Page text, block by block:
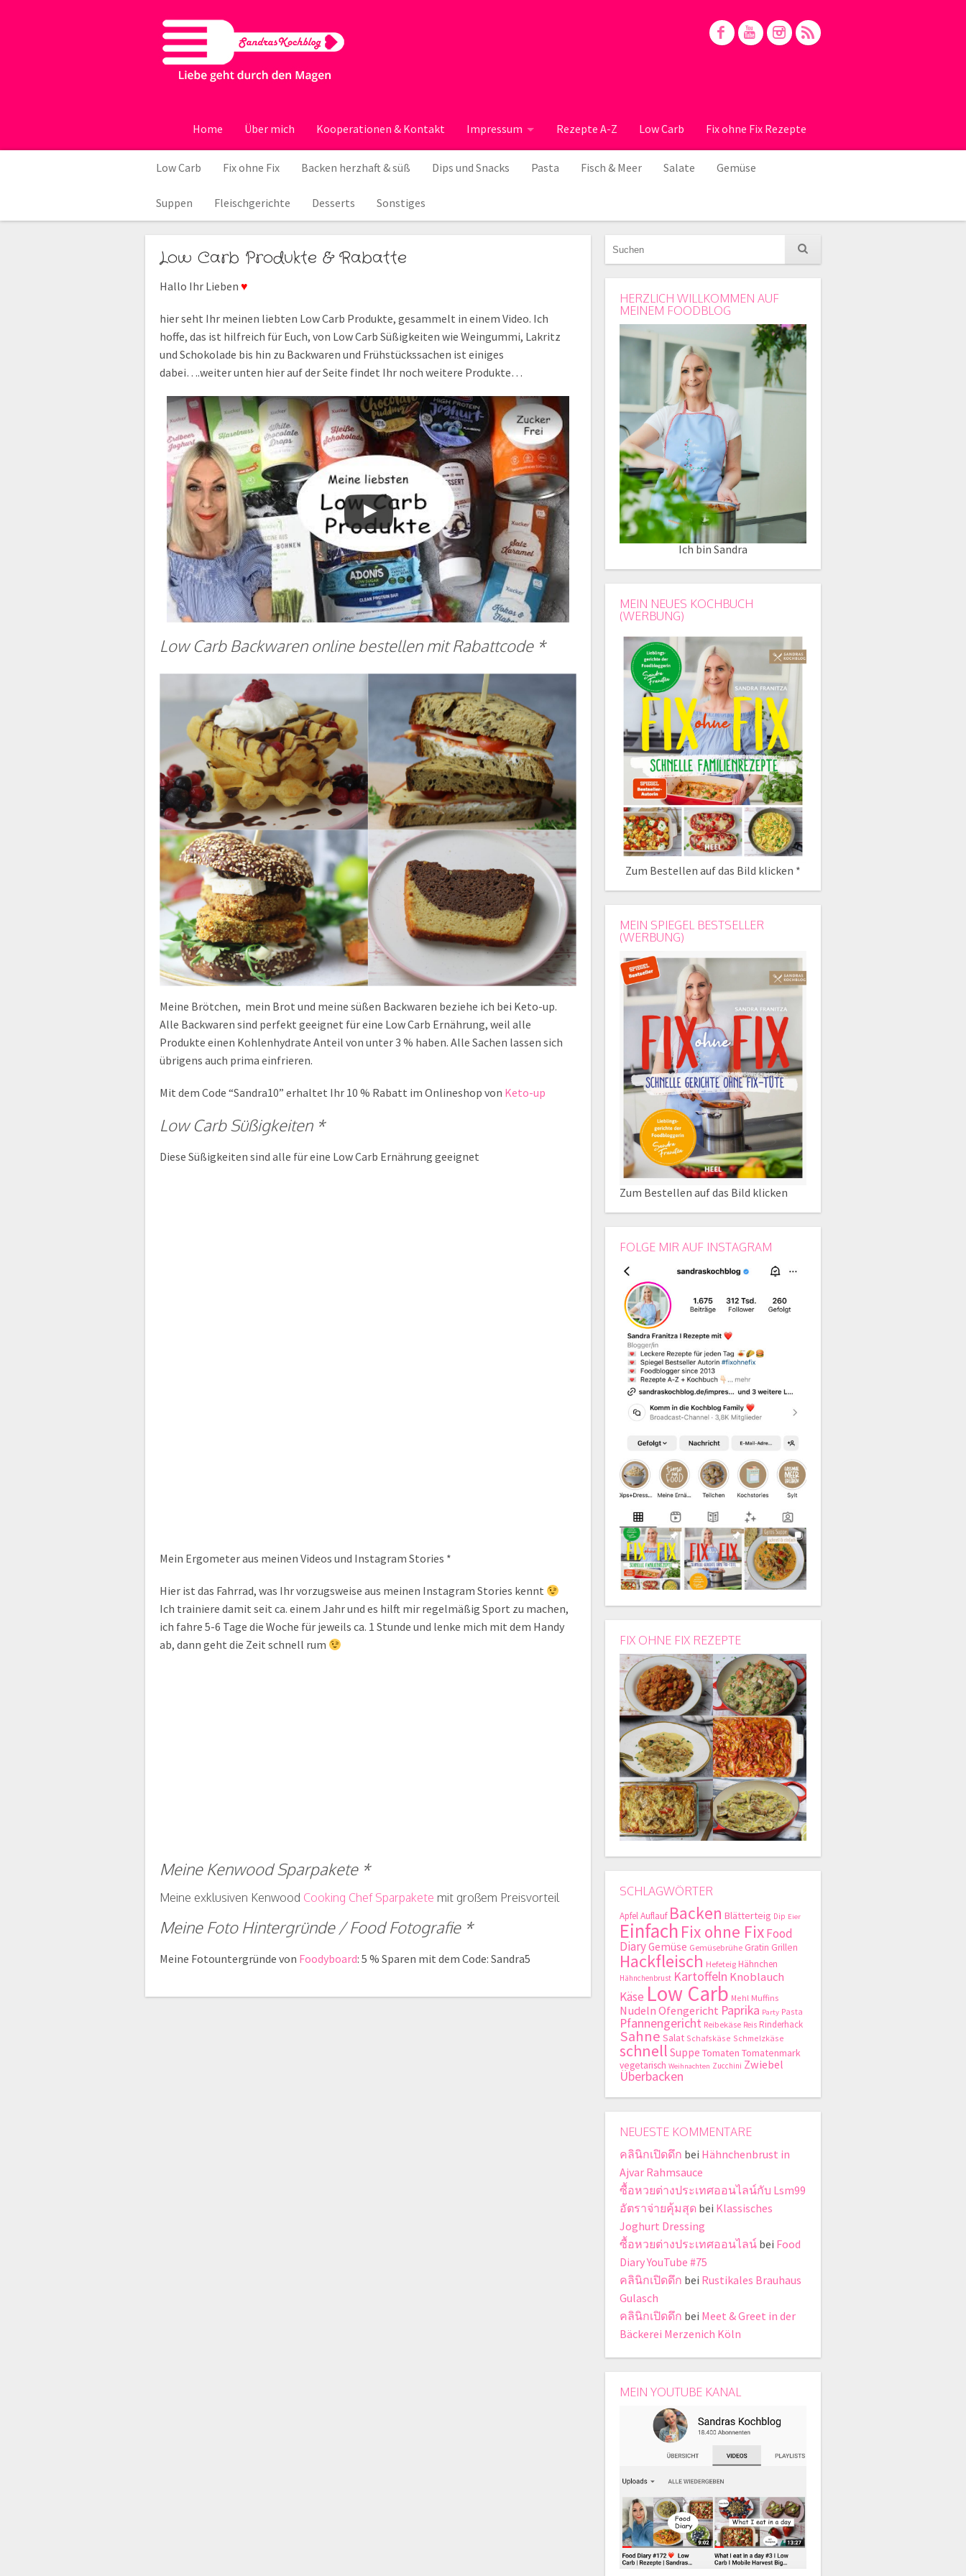
Home Über mich Kooperationen & Kontakt Impressum Rezepte A-Z Low Carb Fix ohne Fix Rezepte
Low Carb Fix ohne Fix Backen herzhaft & süß Dips und Snacks Pasta Fisch & Meer Salate Gemüse
Suppen Fleischgerichte Desserts Sonstiges
Low Carb Produkte & Rabatte
Hallo Ihr Lieben ♥
hier seht Ihr meinen liebten Low Carb Produkte, gesammelt in einem Video. Ich
hoffe, das ist hilfreich für Euch, von Low Carb Süßigkeiten wie Weingummi, Lakritz
und Schokolade bis hin zu Backwaren und Frühstückssachen ist einiges
dabei….weiter unten hier auf der Seite findet Ihr noch weitere Produkte…
Low Carb Backwaren online bestellen mit Rabattcode *
Meine Brötchen, mein Brot und meine süßen Backwaren beziehe ich bei Keto-up.
Alle Backwaren sind perfekt geeignet für eine Low Carb Ernährung, weil alle
Produkte einen Kohlenhydrate Anteil von unter 3 % haben. Alle Sachen lassen sich
übrigens auch prima einfrieren.
Mit dem Code “Sandra10” erhaltet Ihr 10 % Rabatt im Onlineshop von Keto-up
Low Carb Süßigkeiten *
Diese Süßigkeiten sind alle für eine Low Carb Ernährung geeignet
Mein Ergometer aus meinen Videos und Instagram Stories *
Hier ist das Fahrrad, was Ihr vorzugsweise aus meinen Instagram Stories kennt
Ich trainiere damit seit ca. einem Jahr und es hilft mir regelmäßig Sport zu machen,
ich fahre 5-6 Tage die Woche für jeweils ca. 1 Stunde und lenke mich mit dem Handy
ab, dann geht die Zeit schnell rum
Meine Kenwood Sparpakete *
Meine exklusiven Kenwood Cooking Chef Sparpakete mit großem Preisvorteil
Meine Foto Hintergründe / Food Fotografie *
Meine Fotountergründe von Foodyboard: 5 % Sparen mit dem Code: Sandra5
HERZLICH WILLKOMMEN AUF
MEINEM FOODBLOG
Ich bin Sandra
MEIN NEUES KOCHBUCH
(WERBUNG)
Zum Bestellen auf das Bild klicken *
MEIN SPIEGEL BESTSELLER
(WERBUNG)
Zum Bestellen auf das Bild klicken
FOLGE MIR AUF INSTAGRAM
FIX OHNE FIX REZEPTE
SCHLAGWÖRTER
ApfelAuflauf Backen Blätterteig Dip Eier
Einfach Fix ohne FixFood
DiaryGemüse Gemüsebrühe Gratin Grillen
Hackfleisch Hefeteig Hähnchen
Hähnchenbrust Kartoffeln Knoblauch
Käse Low Carb Mehl Muffins
NudelnOfengericht Paprika Party Pasta
Pfannengericht Reibekäse Reis Rinderhack
Sahne Salat Schafskäse Schmelzkäse
schnell Suppe Tomaten Tomatenmark
vegetarisch Weihnachten Zucchini Zwiebel
Überbacken
NEUESTE KOMMENTARE
คลินิกเปิดดึก bei Hähnchenbrust in
Ajvar Rahmsauce
ซื้อหวยต่างประเทศออนไลน์กับ Lsm99
อัตราจ่ายคุ้มสุด bei Klassisches
Joghurt Dressing
ซื้อหวยต่างประเทศออนไลน์ bei Food
Diary YouTube #75
คลินิกเปิดดึก bei Rustikales Brauhaus
Gulasch
คลินิกเปิดดึก bei Meet & Greet in der
Bäckerei Merzenich Köln
MEIN YOUTUBE KANAL